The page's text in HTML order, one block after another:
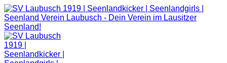
Zum
Inhalt
springen